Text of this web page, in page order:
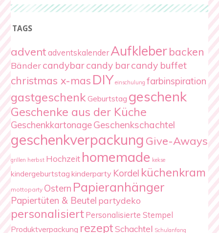
TAGS
advent adventskalenderAufkleberbacken
Bändercandybarcandy barcandy buffet
christmas x-mas DIY einschulung farbinspiration
gastgeschenkGeburtstag geschenk
Geschenke aus der Küche
GeschenkkartonageGeschenkschachtel
geschenkverpackung Give-Aways
grillen herbst Hochzeit homemade kekse
kindergeburtstag kinderparty Kordel küchenkram
mottoparty Ostern Papieranhänger
Papiertüten & Beutel partydeko
personalisiert Personalisierte Stempel
Produktverpackung rezept Schachtel Schulanfang